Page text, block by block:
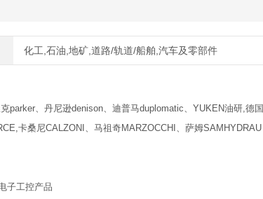
化工,石油,地矿,道路/轨道/船舶,汽车及零部件
parker、丹尼逊denison、迪普马duplomatic、YUKEN油研,德国
卡桑尼CALZONI、马祖奇MARZOCCHI、萨姆SAMHYDRAU
子工控产品